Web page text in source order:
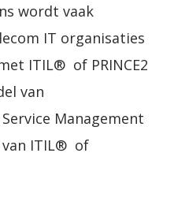
wordt vaak
IT organisaties
ITIL® of PRINCE2
van
Management
ITIL® of